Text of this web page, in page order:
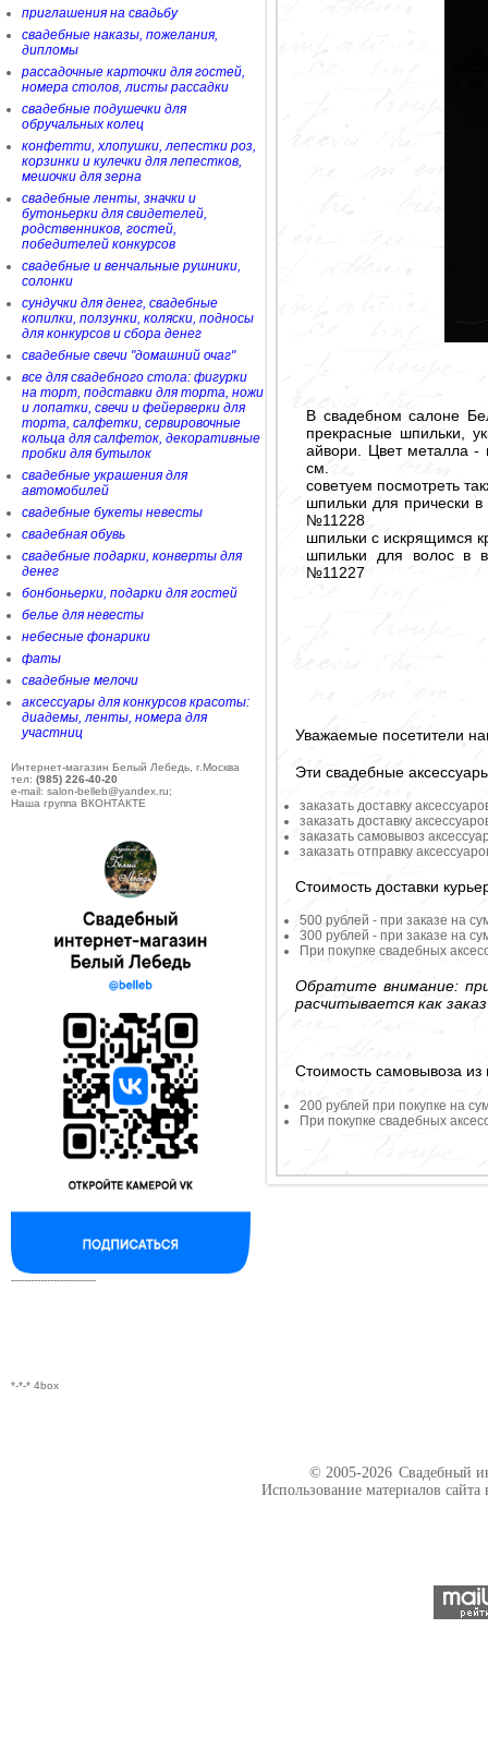
приглашения на свадьбу
свадебные наказы, пожелания,
дипломы
рассадочные карточки для гостей,
номера столов, листы рассадки
свадебные подушечки для
обручальных колец
конфетти, хлопушки, лепестки роз,
корзинки и кулечки для лепестков,
мешочки для зерна
свадебные ленты, значки и
бутоньерки для свидетелей,
родственников, гостей,
победителей конкурсов
свадебные и венчальные рушники,
солонки
сундучки для денег, свадебные
копилки, ползунки, коляски, подносы
для конкурсов и сбора денег
свадебные свечи "домашний очаг"
все для свадебного стола: фигурки
на торт, подставки для торта, ножи
и лопатки, свечи и фейерверки для
торта, салфетки, сервировочные
кольца для салфеток, декоративные
пробки для бутылок
свадебные украшения для
автомобилей
свадебные букеты невесты
свадебная обувь
свадебные подарки, конверты для
денег
бонбоньерки, подарки для гостей
белье для невесты
небесные фонарики
фаты
свадебные мелочи
аксессуары для конкурсов красоты:
диадемы, ленты, номера для
участниц
Интернет-магазин Белый Лебедь, г.Москва
тел: (985) 226-40-20
e-mail: salon-belleb@yandex.ru;
Наша группа ВКОНТАКТЕ
--------------------------
*-*-* 4box
В свадебном салоне
прекрасные шпильки,
айвори. Цвет металла -
см.
советуем посмотреть
шпильки для прически
№11228
шпильки с искрящимся
шпильки для волос в
№11227
Уважаемые посетители
Эти свадебные
заказать доставку
заказать доставку
заказать самовывоз
заказать отправку
Стоимость доставки
500 рублей - при заказе на
300 рублей - при заказе на
При покупке свадебных
Обратите внимание:
расчитывается как
Стоимость самовывоза из
200 рублей при покупке на
При покупке свадебных
© 2005-2026 Свадебный
Использование материалов